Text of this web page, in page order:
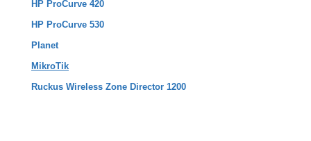
HP ProCurve 420
HP ProCurve 530
Planet
MikroTik
Ruckus Wireless Zone Director 1200